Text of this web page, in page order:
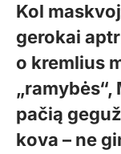
Kol
gerokai
o kremlius
pačią
kova – ne